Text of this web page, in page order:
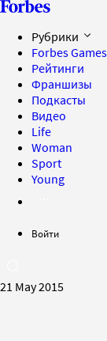
Рубрики
Forbes Games
Рейтинги
Франшизы
Подкасты
Видео
Life
Woman
Sport
Young
Войти
21 May 2015